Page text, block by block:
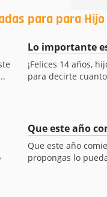
para para Hijo
Lo importante
¡Felices 14 años,
para decirte
Que este año
Que este año
propongas lo